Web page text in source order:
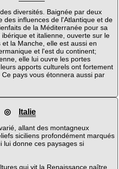
diversités. Baignée par deux
des influences de l'Atlantique et de
de la Méditerranée pour sa
et italienne, ouverte sur le
la Manche, elle est aussi en
et l'est du continent;
elle lui ouvre les portes
apports culturels ont fortement
pays vous étonnera aussi par
◎ Italie
allant des montagneux
siciliens profondément marqués
lui donne ces paysages si
qui vit la Renaissance naître